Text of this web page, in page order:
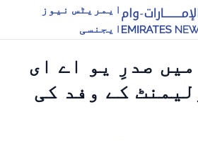
ایمریٹس نیوز
ایجنسی
صدرِ یو اے ای
کے وفد کی